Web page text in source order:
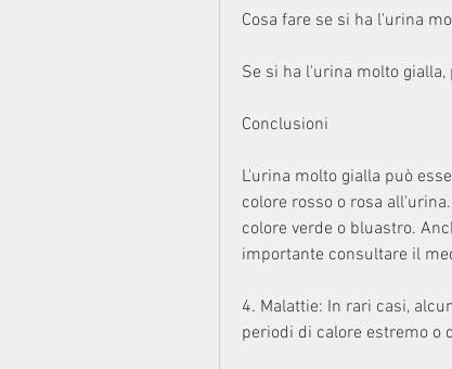
Cosa fare se si ha l'urina
Se si ha l'urina molto
Conclusioni
L'urina molto gialla può
colore rosso o rosa
colore verde o bluastro.
importante consultare il
4. Malattie: In rari casi,
periodi di calore estremo o